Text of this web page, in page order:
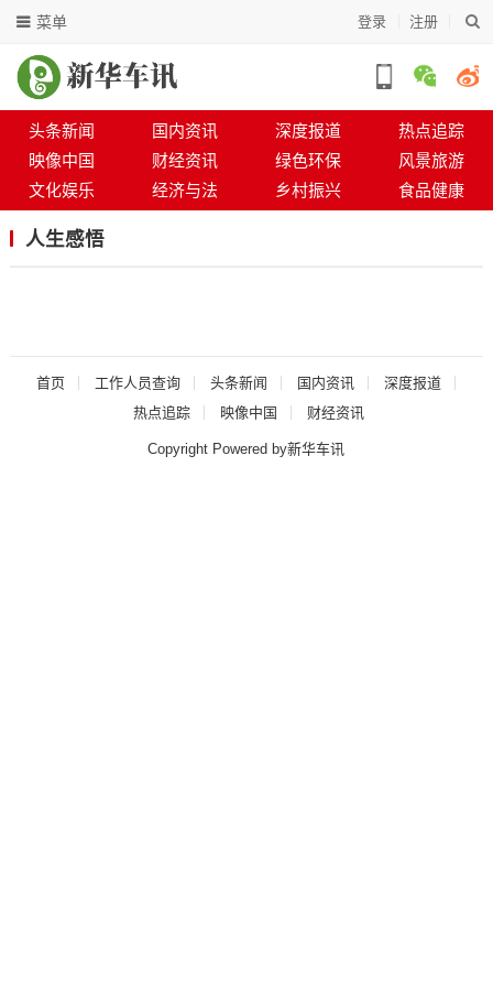
登录 注册
菜单
头条新闻 国内资讯 深度报道
热点追踪
映像中国
财经资讯 绿色环保
风景旅游
文化娱乐
经济与法 乡村振兴 食品健康
人生感悟
首页 工作人员查询 头条新闻 国内资讯
深度报道
热点追踪
映像中国 财经资讯
Copyright Powered by新华车讯